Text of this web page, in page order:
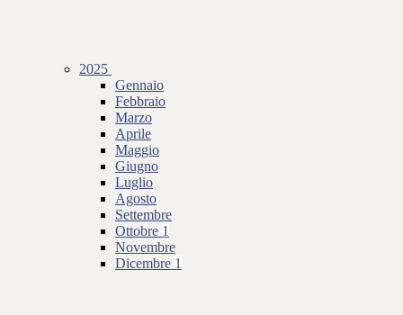
2025
Gennaio
Febbraio
Marzo
Aprile
Maggio
Giugno
Luglio
Agosto
Settembre
Ottobre 1
Novembre
Dicembre 1